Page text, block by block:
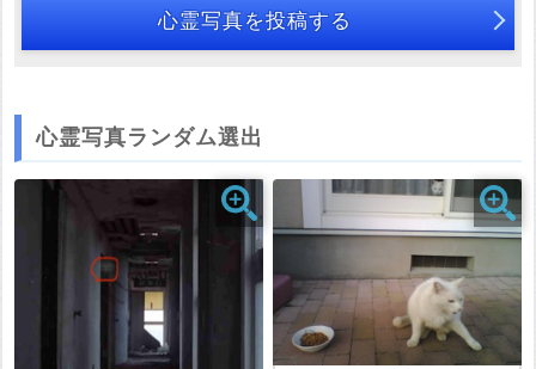
心霊写真を投稿する
心霊写真ランダム選出